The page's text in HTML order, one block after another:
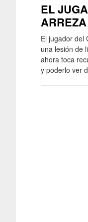
EL
El jugador del
una lesión de
ahora toca
y poderlo ver